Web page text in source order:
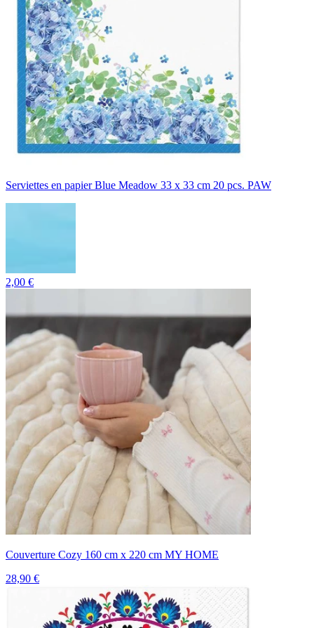
Serviettes en papier Blue Meadow 33 x 33 cm 20 pcs. PAW
2,00 €
Couverture Cozy 160 cm x 220 cm MY HOME
28,90 €